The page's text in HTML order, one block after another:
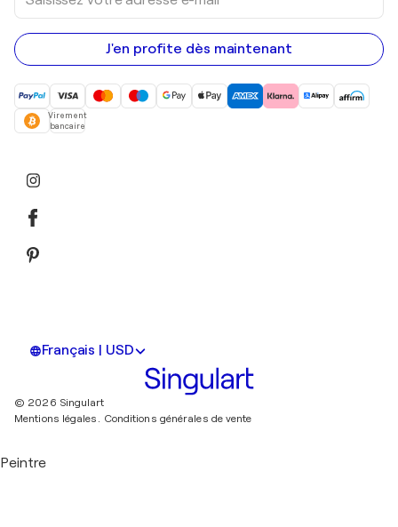
votre
adresse
e-
mail
J'en profite dès maintenant
Virement
bancaire
Français | USD
© 2026 Singulart
Mentions légales. Conditions générales de vente
Peintre